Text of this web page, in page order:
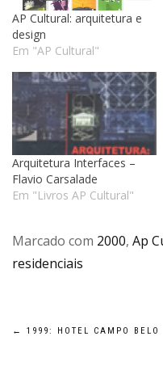
AP Cultural: arquitetura e
design
Em "AP Cultural"
Arquitetura Interfaces –
Flavio Carsalade
Em "Livros AP Cultural"
Marcado com 2000, Ap
residenciais
Navegação
← 1999: HOTEL CAMPO BELO